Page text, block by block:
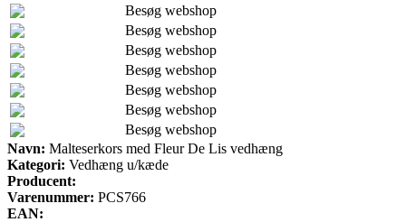
Besøg webshop
Besøg webshop
Besøg webshop
Besøg webshop
Besøg webshop
Besøg webshop
Besøg webshop
Navn: Malteserkors med Fleur De Lis vedhæng
Kategori: Vedhæng u/kæde
Producent:
Varenummer: PCS766
EAN: